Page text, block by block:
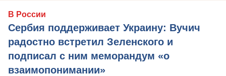
В России
Сербия поддерживает Украину: Вучич
радостно встретил Зеленского и
подписал с ним меморандум «о
взаимопонимании»